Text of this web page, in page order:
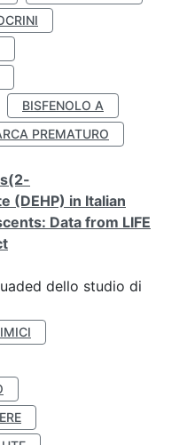
BISFENOLO A
PREMATURO
(DEHP) in Italian
Data from LIFE
dello studio di